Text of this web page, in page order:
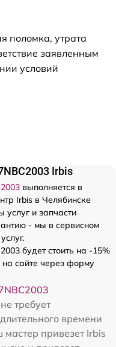
поломка, утрата
заявленным
условий
Irbis
выполняется в
Irbis в Челябинске
и запчасти
- мы в сервисном
будет стоить на -15%
сайте через форму
требует
времени
привезет Irbis